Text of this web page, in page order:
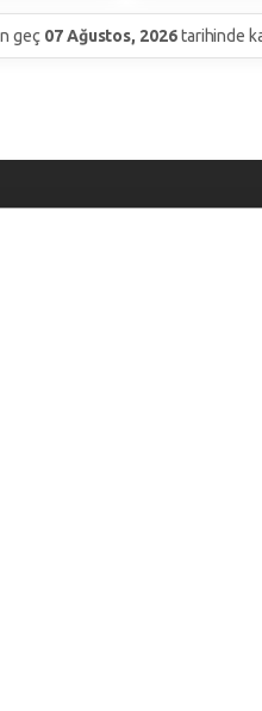
geç 07 Ağustos, 2026tarihinde